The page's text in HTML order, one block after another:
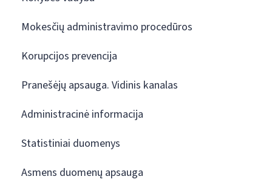
Mokesčių administravimo procedūros
Korupcijos prevencija
Pranešėjų apsauga. Vidinis kanalas
Administracinė informacija
Statistiniai duomenys
Asmens duomenų apsauga